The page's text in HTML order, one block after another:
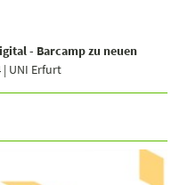
- Barcamp zu neuen
| UNI Erfurt